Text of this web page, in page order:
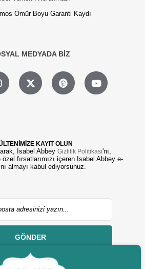
Ömür Boyu Garanti Kaydı
MEDYADA BİZ
KAYIT OLUN
Isabel Abbey Gizlilik Politikası'nı,
özel fırsatlarımızı içeren Isabel Abbey e-
almayı kabul ediyorsunuz.
GÖNDER